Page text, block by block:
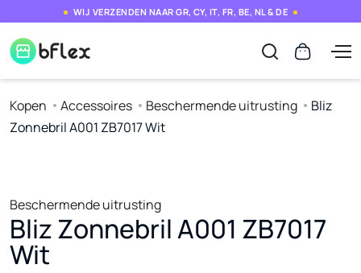
WIJ VERZENDEN NAAR GR, CY, IT, FR, BE, NL & DE
Kopen Accessoires Beschermende uitrusting
Bliz
Zonnebril A001 ZB7017 Wit
Beschermende uitrusting
Bliz Zonnebril A001 ZB7017
Wit